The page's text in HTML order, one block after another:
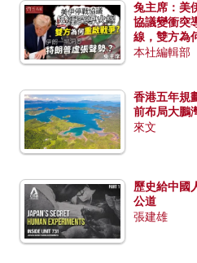
兔主席：美
協議變衝突
線，雙方為
戰爭？伊朗
本社編輯部
香港五年規
前布局大鵬
來文
歷史給中國
公道
張建雄